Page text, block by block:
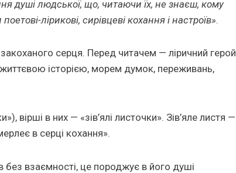
душі людської, що, читаючи їх, не знаєш, кому
лірикові, сирівцеві кохання і настроїв».
закоханого серця. Перед читачем — ліричний герой
історією, морем думок, переживань,
вірші в них — «зів’ялі листочки». Зів’яле листя —
в серці кохання».
взаємності, це породжує в його душі